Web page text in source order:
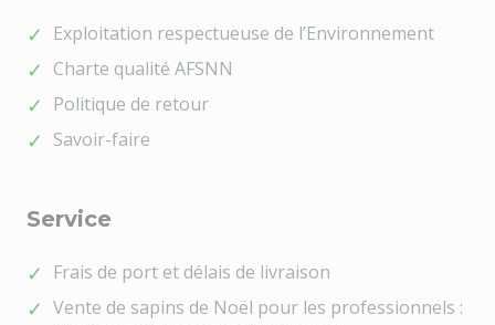
Exploitation respectueuse de l’Environnement
Charte qualité AFSNN
Politique de retour
Savoir-faire
Service
Frais de port et délais de livraison
Vente de sapins de Noël pour les professionnels :